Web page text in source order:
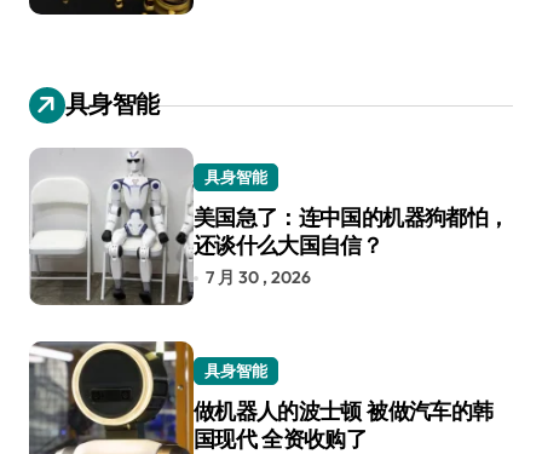
具身智能
具身智能
美国急了：连中国的机器狗都怕，
还谈什么大国自信？
7 月 30 , 2026
具身智能
做机器人的波士顿 被做汽车的韩
国现代 全资收购了